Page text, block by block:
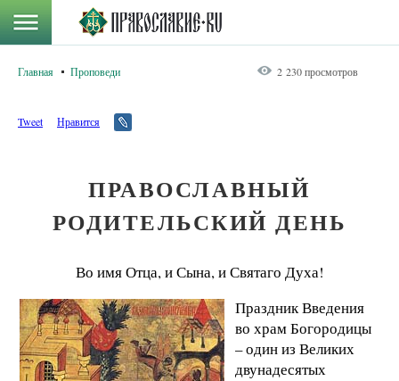
Главная Проповеди 2 230 просмотров
Tweet Нравится
ПРАВОСЛАВНЫЙ
РОДИТЕЛЬСКИЙ ДЕНЬ
Во имя Отца, и Сына, и Святаго Духа!
Праздник Введения
во храм Богородицы
– один из Великих
двунадесятых